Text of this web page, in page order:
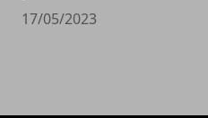
17/05/2023